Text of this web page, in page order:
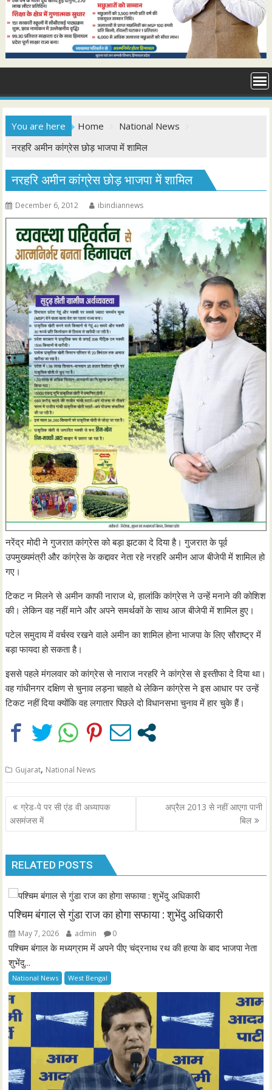
You are here Home
National News
नरहरि अमीन कांग्रेस छोड़ भाजपा में शामिल
नरहरि अमीन कांग्रेस छोड़ भाजपा में शामिल
December 6, 2012 ibindiannews
नरेंद्र मोदी ने गुजरात कांग्रेस को बड़ा झटका दे दिया है। गुजरात के पूर्व
उपमुख्यमंत्री और कांग्रेस के कद्दावर नेता रहे नरहरि अमीन आज बीजेपी में शामिल हो
गए।
टिकट न मिलने से अमीन काफी नाराज थे, हालांकि कांग्रेस ने उन्हें मनाने की कोशिश
की। लेकिन वह नहीं माने और अपने समर्थकों के साथ आज बीजेपी में शामिल हुए।
पटेल समुदाय में वर्चस्व रखने वाले अमीन का शामिल होना भाजपा के लिए सौराष्ट्र में
बड़ा फायदा हो सकता है।
इससे पहले मंगलवार को कांग्रेस से नाराज नरहरि ने कांग्रेस से इस्तीफा दे दिया था।
वह गांधीनगर दक्षिण से चुनाव लड़ना चाहते थे लेकिन कांग्रेस ने इस आधार पर उन्हें
टिकट नहीं दिया क्योंकि वह लगातार पिछले दो विधानसभा चुनाव में हार चुके हैं।
Gujarat, National News
Post
navigation
ग्रेड-पे पर सी एंड वी अध्यापक
असमंजस में
अप्रैल 2013 से नहीं आएगा पानी
बिल
RELATED POSTS
पश्चिम बंगाल से गुंडा राज का होगा सफाया : शुभेंदु अधिकारी
May 7, 2026 admin 0
पश्चिम बंगाल के मध्यग्राम में अपने पीए चंद्रनाथ रथ की हत्या के बाद भाजपा नेता
शुभेंदु...
National News West Bengal